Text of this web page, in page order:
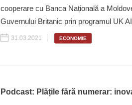
cooperare cu Banca Națională a
Guvernului Britanic prin programul UK
31.03.2021 ECONOMIE
Podcast: Plățile fără numerar: